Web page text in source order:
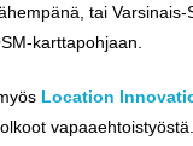
tai
karttapohjaan.
Location